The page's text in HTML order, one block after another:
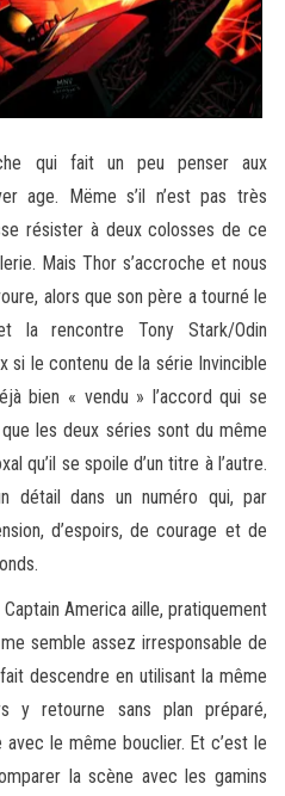
qui fait un peu penser aux
age. Mëme s’il n’est pas très
résister à deux colosses de ce
Mais Thor s’accroche et nous
alors que son père a tourné le
rencontre Tony Stark/Odin
si le contenu de la série Invincible
bien « vendu » l’accord qui se
les deux séries sont du même
qu’il se spoile d’un titre à l’autre.
détail dans un numéro qui, par
d’espoirs, de courage et de
America aille, pratiquement
semble assez irresponsable de
descendre en utilisant la même
y retourne sans plan préparé,
le même bouclier. Et c’est le
la scène avec les gamins